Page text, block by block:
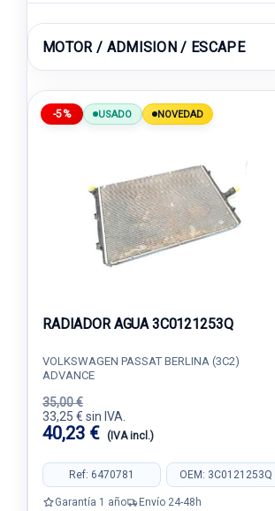
MOTOR / ADMISION / ESCAPE
-5% USADO NOVEDAD
RADIADOR AGUA 3C0121253Q
VOLKSWAGEN PASSAT BERLINA (3C2)
ADVANCE
35,00 €
33,25 € sin IVA.
40,23 € (IVA incl.)
Ref: 6470781 OEM: 3C0121253Q
Garantía 1 año Envío 24-48h